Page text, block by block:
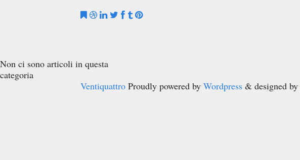
Non ci sono articoli in questa
categoria
Ventiquattro Proudly powered by Wordpress & designed by